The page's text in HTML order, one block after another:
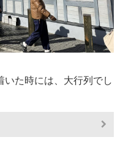
いた時には、大行列でし